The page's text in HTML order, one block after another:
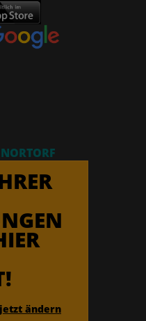
NORTORF
ändern